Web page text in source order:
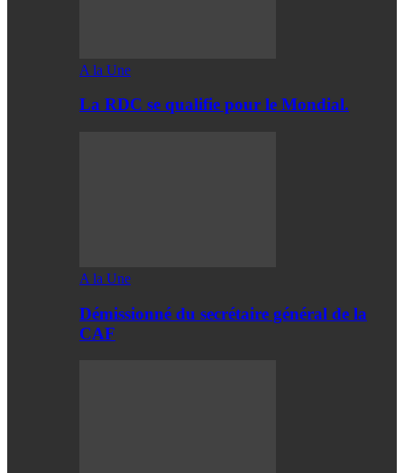
A la Une
La RDC se qualifie pour le Mondial.
A la Une
Démissionné du secrétaire général de la
CAF